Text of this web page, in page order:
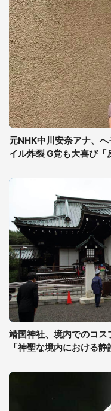
元NHK中川安奈アナ、
イル炸裂 G党も大喜び「
靖国神社、境内でのコ
「神聖な境内における静